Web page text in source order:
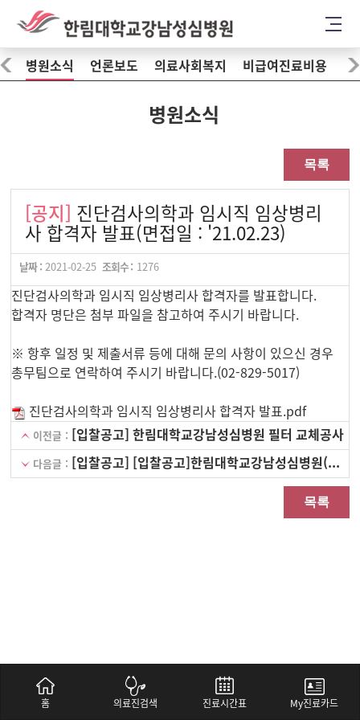
병원소식 언론보도 의료사회복지 비급여진료비용
병원소식
목록
[공지]
진단검사의학과 임시직 임상병리
사 합격자 발표(면접일 : '21.02.23)
날짜 : 2021-02-25 조회수 : 1276
진단검사의학과 임시직 임상병리사 합격자를 발표합니다.
합격자 명단은 첨부 파일을 참고하여 주시기 바랍니다.
※ 항후 일정 및 제출서류 등에 대해 문의 사항이 있으신 경우
총무팀으로 연락하여 주시기 바랍니다.(02-829-5017)
진단검사의학과 임시직 임상병리사 합격자 발표.pdf
이전글 : [입찰공고] 한림대학교강남성심병원 필터 교체공사
다음글 : [입찰공고] [입찰공고]한림대학교강남성심병원(본관) 편의시설(카페테리아) 임대사업자 선정
목록
홈 의료진검색 진료시간표 My진료카드